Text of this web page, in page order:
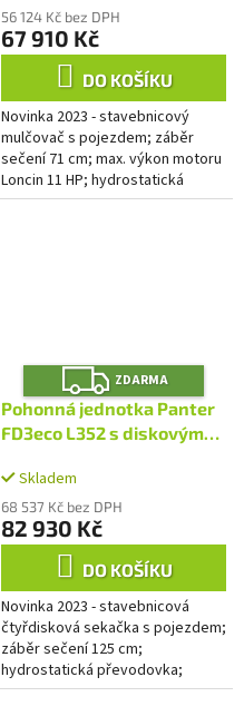
56 124 Kč bez DPH
67 910 Kč
DO KOŠÍKU
Novinka 2023 - stavebnicový
mulčovač s pojezdem; záběr
sečení 71 cm; max. výkon motoru
Loncin 11 HP; hydrostatická
převodovka a plynulá změna
Z
D
A
R
M
ZDARMA
Pohonná jednotka Panter
FD3eco L352 s diskovým
Skladem
68 537 Kč bez DPH
82 930 Kč
DO KOŠÍKU
Novinka 2023 - stavebnicová
čtyřdisková sekačka s pojezdem;
záběr sečení 125 cm;
hydrostatická převodovka;
plynulá změna rychlosti vpřed i